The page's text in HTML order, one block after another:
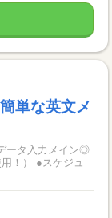
単な英文メ
ータ入力メイン◎